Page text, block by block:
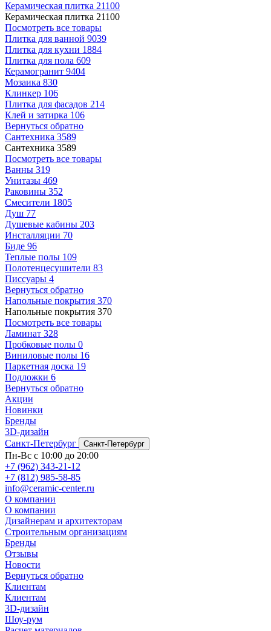
Керамическая плитка 21100
Керамическая плитка 21100
Посмотреть все товары
Плитка для ванной 9039
Плитка для кухни 1884
Плитка для пола 609
Керамогранит 9404
Мозаика 830
Клинкер 106
Плитка для фасадов 214
Клей и затирка 106
Вернуться обратно
Сантехника 3589
Сантехника 3589
Посмотреть все товары
Ванны 319
Унитазы 469
Раковины 352
Смесители 1805
Душ 77
Душевые кабины 203
Инсталляции 70
Биде 96
Теплые полы 109
Полотенцесушители 83
Писсуары 4
Вернуться обратно
Напольные покрытия 370
Напольные покрытия 370
Посмотреть все товары
Ламинат 328
Пробковые полы 0
Виниловые полы 16
Паркетная доска 19
Подложки 6
Вернуться обратно
Акции
Новинки
Бренды
3D-дизайн
Санкт-Петербург
Санкт-Петербург
Пн-Вс с 10:00 до 20:00
+7 (962) 343-21-12
+7 (812) 985-58-85
info@ceramic-center.ru
О компании
О компании
Дизайнерам и архитекторам
Строительным организациям
Бренды
Отзывы
Новости
Вернуться обратно
Клиентам
Клиентам
3D-дизайн
Шоу-рум